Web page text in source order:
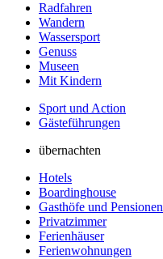
Radfahren
Wandern
Wassersport
Genuss
Museen
Mit Kindern
Sport und Action
Gästeführungen
übernachten
Hotels
Boardinghouse
Gasthöfe und Pensionen
Privatzimmer
Ferienhäuser
Ferienwohnungen